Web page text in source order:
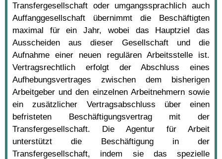
Transfergesellschaft oder umgangssprachlich auch
Auffanggesellschaft übernimmt die Beschäftigten
maximal für ein Jahr, wobei das Hauptziel das
Ausscheiden aus dieser Gesellschaft und die
Aufnahme einer neuen regulären Arbeitsstelle ist.
Vertragsrechtlich erfolgt der Abschluss eines
Aufhebungsvertrages zwischen dem bisherigen
Arbeitgeber und den einzelnen Arbeitnehmern sowie
ein zusätzlicher Vertragsabschluss über einen
befristeten Beschäftigungsvertrag mit der
Transfergesellschaft. Die Agentur für Arbeit
unterstützt die Beschäftigung in der
Transfergesellschaft, indem sie das spezielle